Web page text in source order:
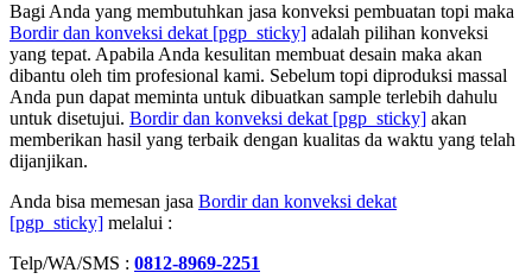
Bagi Anda yang membutuhkan jasa konveksi pembuatan topi maka
Bordir dan konveksi dekat [pgp_sticky] adalah pilihan konveksi
yang tepat. Apabila Anda kesulitan membuat desain maka akan
dibantu oleh tim profesional kami. Sebelum topi diproduksi massal
Anda pun dapat meminta untuk dibuatkan sample terlebih dahulu
untuk disetujui. Bordir dan konveksi dekat [pgp_sticky] akan
memberikan hasil yang terbaik dengan kualitas da waktu yang telah
dijanjikan.
Anda bisa memesan jasa Bordir dan konveksi dekat
[pgp_sticky] melalui :
Telp/WA/SMS : 0812-8969-2251